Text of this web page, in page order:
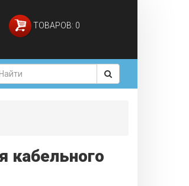
ТОВАРОВ: 0
кабельного